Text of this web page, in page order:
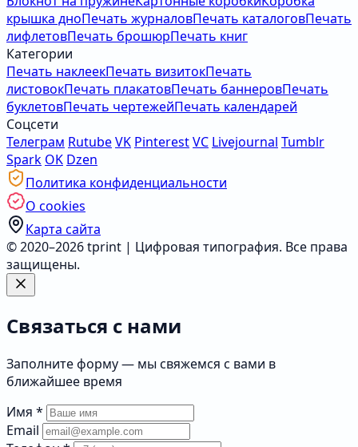
крышка дноПечать журналовПечать каталоговПечать
лифлетовПечать брошюрПечать книг
Категории
Печать наклеекПечать визитокПечать
листовокПечать плакатовПечать баннеровПечать
буклетовПечать чертежейПечать календарей
Соцсети
Телеграм RutubeVK PinterestVC Livejournal Tumblr
Spark OK Dzen
Политика конфиденциальности
О cookies
Карта сайта
© 2020–2026 tprint | Цифровая типография. Все права
защищены.
Связаться с нами
Заполните форму — мы свяжемся с вами в
ближайшее время
Имя *
Email